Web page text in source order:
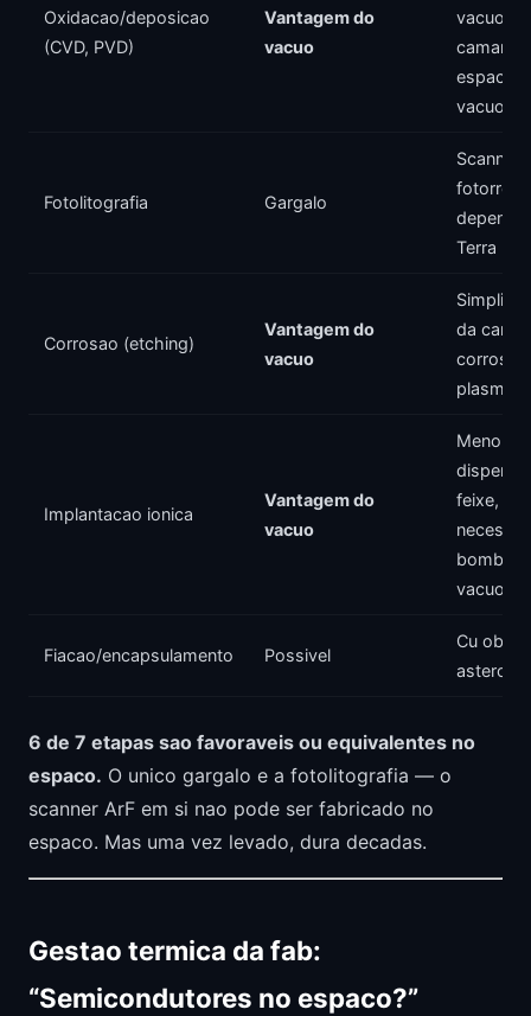
Oxidacao/deposicao
(CVD, PVD)
Vantagem do
vacuo
vacuo na
camara
espaco
vacuo
Fotolitografia Gargalo
Scanner
Terra
Corrosao (etching)
Vantagem do
vacuo
da
plasma
Implantacao ionica
Vantagem do
vacuo
Menor
feixe,
bombas
vacuo
Fiacao/encapsulamento Possivel
Cu
6 de 7 etapas sao favoraveis ou equivalentes no
espaco. O unico gargalo e a fotolitografia — o
scanner ArF em si nao pode ser fabricado no
espaco. Mas uma vez levado, dura decadas.
Gestao termica da fab:
“Semicondutores no espaco?”